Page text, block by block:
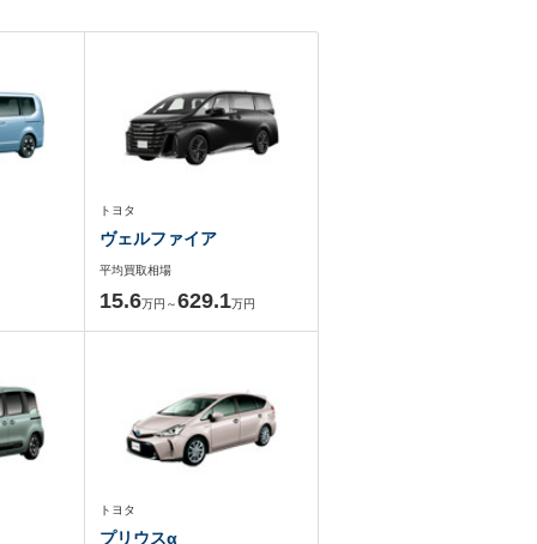
トヨタ
ヴェルファイア
平均買取相場
15.6万円～629.1万円
トヨタ
プリウスα